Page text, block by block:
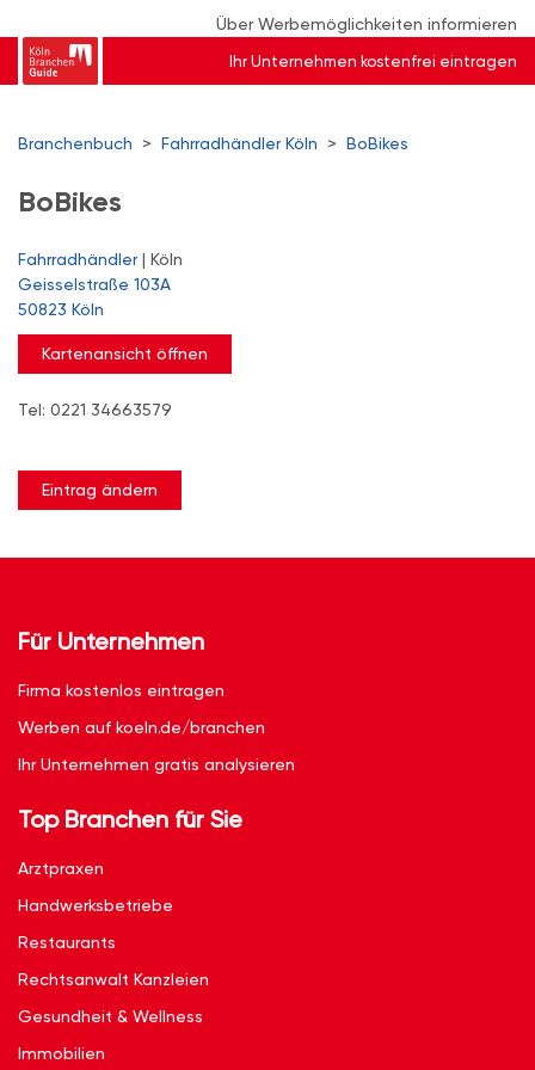
Über Werbemöglichkeiten informieren
Ihr Unternehmen kostenfrei eintragen
Branchenbuch > Fahrradhändler Köln > BoBikes
BoBikes
Fahrradhändler| Köln
Geisselstraße 103A
50823 Köln
Kartenansicht öffnen
Tel: 0221 34663579
Eintrag ändern
Für Unternehmen
Firma kostenlos eintragen
Werben auf koeln.de/branchen
Ihr Unternehmen gratis analysieren
Top Branchen für Sie
Arztpraxen
Handwerksbetriebe
Restaurants
Rechtsanwalt Kanzleien
Gesundheit & Wellness
Immobilien